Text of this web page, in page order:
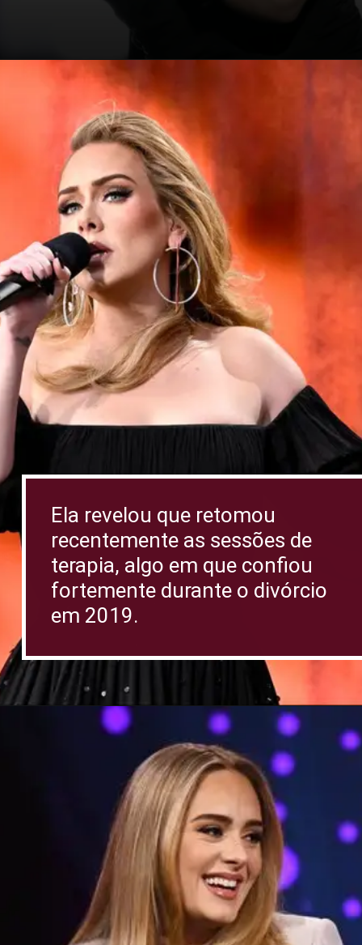
Ela revelou que retomou
recentemente as sessões de
terapia, algo em que confiou
fortemente durante o divórcio
em 2019.